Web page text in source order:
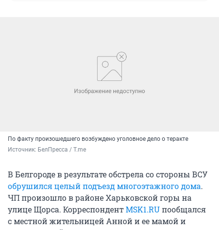
По факту произошедшего возбуждено уголовное дело о теракте
Источник: БелПресса / T.me
В Белгороде в результате обстрела со стороны ВСУ
обрушился целый подъезд многоэтажного дома.
ЧП произошло в районе Харьковской горы на
улице Щорса. КорреспондентMSK1.RUпообщался
с местной жительницей Анной и ее мамой и